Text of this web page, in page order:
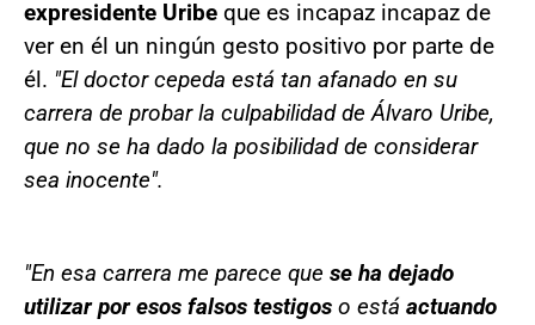
expresidente Uribe que es incapaz incapaz de
ver en él un ningún gesto positivo por parte de
él. "El doctor cepeda está tan afanado en su
carrera de probar la culpabilidad de Álvaro Uribe,
que no se ha dado la posibilidad de considerar
sea inocente".
"En esa carrera me parece que se ha dejado
utilizar por esos falsos testigos o está actuando